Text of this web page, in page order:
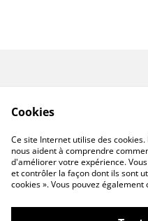
Contactez-nous
A
Cookies
Ce site Internet utilise des
nous aident à comprendre
d'améliorer votre expérience.
et contrôler la façon dont ils sont
cookies ». Vous pouvez